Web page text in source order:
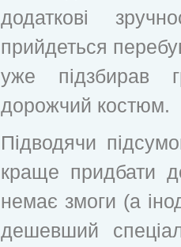
додаткові
прийдеться
уже підзбирав
дорожчий костюм.
Підводячи
краще придбати
немає змоги (а
дешевший